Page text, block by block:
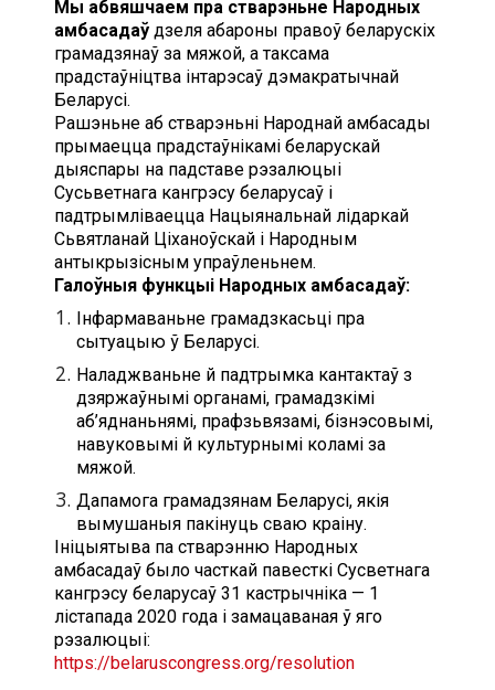
Мы абвяшчаем пра стварэньне Народных
амбасадаўдзеля абароны правоў беларускіх
грамадзянаў за мяжой, а таксама
прадстаўніцтва інтарэсаў дэмакратычнай
Беларусі.
Рашэньне аб стварэньні Народнай амбасады
прымаецца прадстаўнікамі беларускай
дыяспары на падставе рэзалюцыі
Сусьветнага кангрэсу беларусаў і
падтрымліваецца Нацыянальнай лідаркай
Сьвятланай Ціханоўскай і Народным
антыкрызісным упраўленьнем.
Галоўныя функцыi Народных амбасадаў:
Інфармаваньне грамадзкасьці пра
сытуацыю ў Беларусі.
Наладжваньне й падтрымка кантактаў з
дзяржаўнымі органамі, грамадзкімі
аб’яднаньнямі, прафзьвязамі, бізнэсовымі,
навуковымі й культурнымі коламі за
мяжой.
Дапамога грамадзянам Беларусі, якія
вымушаныя пакінуць сваю краіну.
Iнiцыятыва па стварэнню Народных
амбасадаў было часткай павесткі Сусветнага
кангрэсу беларусаў 31 кастрычніка — 1
лістапада 2020 года і замацаваная ў яго
рэзалюцыі:
https://belaruscongress.org/resolution